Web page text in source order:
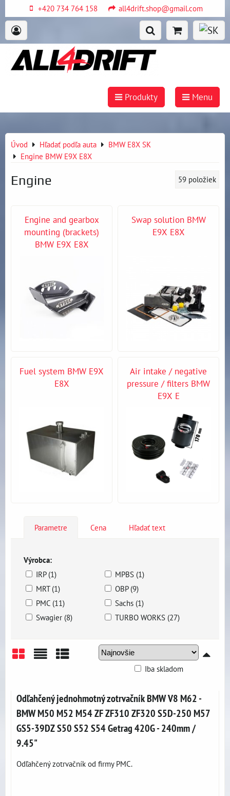
+420 734 764 158 all4drift.shop@gmail.com
Produkty Menu
Úvod Hľadať podľa auta
BMW E8X SK
Engine BMW E9X E8X
Engine 59 položiek
Engine and gearbox
mounting (brackets)
BMW E9X E8X
Swap solution BMW
E9X E8X
Fuel system BMW E9X
E8X
Air intake / negative
pressure / filters BMW
E9X E
Parametre Cena Hľadať text
Výrobca:
IRP (1)
MPBS (1)
MRT (1)
OBP (9)
PMC (11)
Sachs (1)
Swagier (8)
TURBO WORKS (27)
Iba skladom
Odľahčený jednohmotný zotrvačník BMW V8 M62 -
BMW M50 M52 M54 ZF ZF310 ZF320 S5D-250 M57
GS5-39DZ S50 S52 S54 Getrag 420G - 240mm /
9.45"
Odľahčený zotrvačník od firmy PMC.